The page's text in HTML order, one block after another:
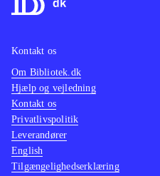
Kontakt os
Om Bibliotek.dk
Hjælp og vejledning
Kontakt os
Privatlivspolitik
Leverandører
English
Tilgængelighedserklæring